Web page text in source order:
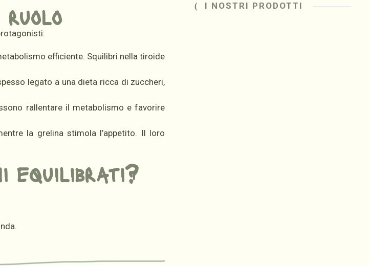
ruolo
efficiente. Squilibri nella tiroide
legato a una dieta ricca di zuccheri,
rallentare il metabolismo e favorire
la grelina stimola l’appetito. Il loro
equilibrati?
I NOSTRI PRODOTTI